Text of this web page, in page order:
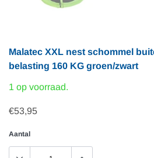
Malatec XXL nest schommel
belasting 160 KG groen/zwart
1 op voorraad.
€53,95
Aantal